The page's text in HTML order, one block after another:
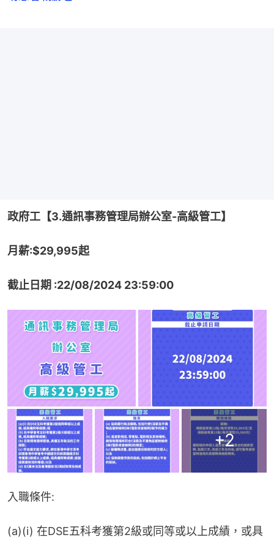
政府工【3.通訊事務管理局辦公室-高級管工】
月薪:$29,995起
截止日期 :22/08/2024 23:59:00
+2
入職條件:
(a)(i) 在DSE五科考獲第2級或同等或以上成績，或具